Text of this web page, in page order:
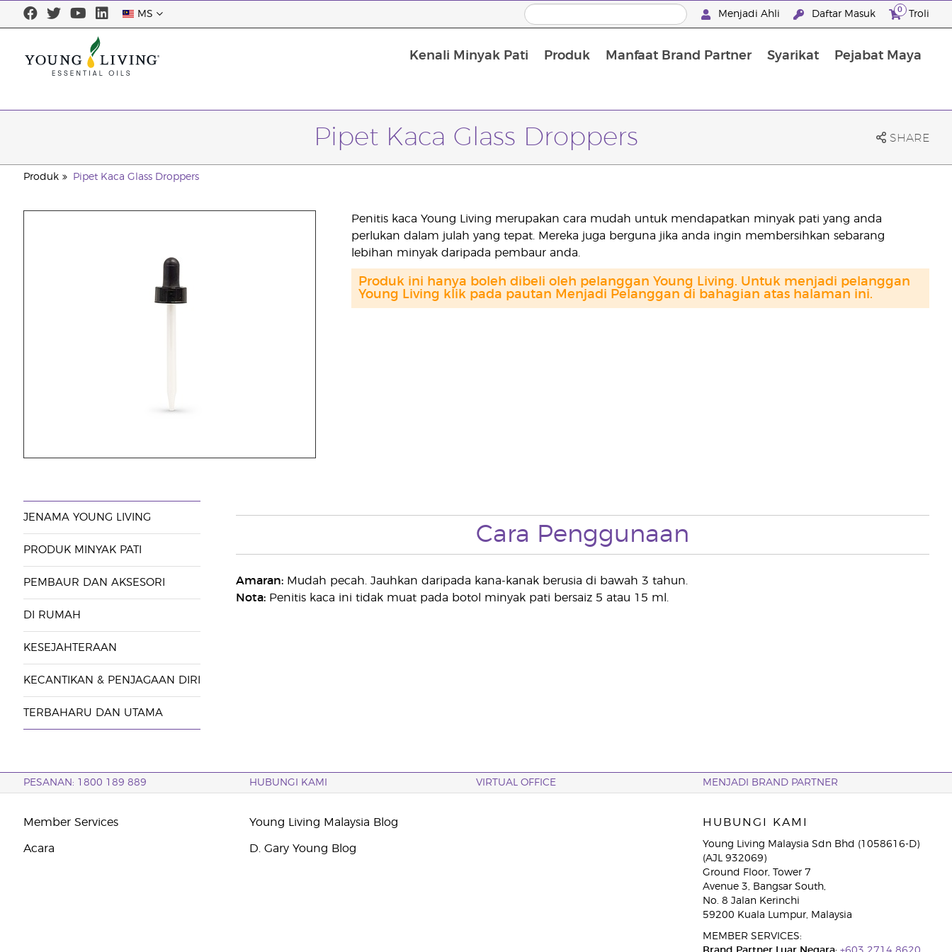
MS Menjadi Ahli Daftar Masuk 0 Troli
Kenali Minyak Pati Produk Manfaat Brand Partner Syarikat Pejabat Maya
Pipet Kaca Glass Droppers SHARE
Produk Pipet Kaca Glass Droppers
Penitis kaca Young Living merupakan cara mudah untuk mendapatkan minyak pati yang anda
perlukan dalam julah yang tepat. Mereka juga berguna jika anda ingin membersihkan sebarang
lebihan minyak daripada pembaur anda.
Produk ini hanya boleh dibeli oleh pelanggan Young Living. Untuk menjadi pelanggan
Young Living klik pada pautan Menjadi Pelanggan di bahagian atas halaman ini.
JENAMA YOUNG LIVING
PRODUK MINYAK PATI
PEMBAUR DAN AKSESORI
DI RUMAH
KESEJAHTERAAN
KECANTIKAN & PENJAGAAN DIRI
TERBAHARU DAN UTAMA
Cara Penggunaan
Amaran:Mudah pecah. Jauhkan daripada kana-kanak berusia di bawah 3 tahun.
Nota:Penitis kaca ini tidak muat pada botol minyak pati bersaiz 5 atau 15 ml.
PESANAN: 1800 189 889 HUBUNGI KAMI VIRTUAL OFFICE MENJADI BRAND PARTNER
Member Services
Acara
Young Living Malaysia Blog
D. Gary Young Blog
HUBUNGI KAMI
Young Living Malaysia Sdn Bhd (1058616-D)
(AJL 932069)
Ground Floor, Tower 7
Avenue 3, Bangsar South,
No. 8 Jalan Kerinchi
59200 Kuala Lumpur, Malaysia
MEMBER SERVICES: